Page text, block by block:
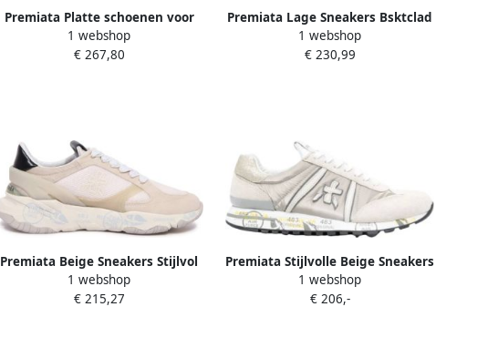
Premiata Platte schoenen voor
vrouwen
1 webshop
€ 267,80
Premiata Lage Sneakers Bsktclad
7661
1 webshop
€ 230,99
Premiata Beige Sneakers Stijlvol
en Trendy Beige Dames
1 webshop
€ 215,27
Premiata Stijlvolle Beige Sneakers
voor Beige
1 webshop
€ 206,-